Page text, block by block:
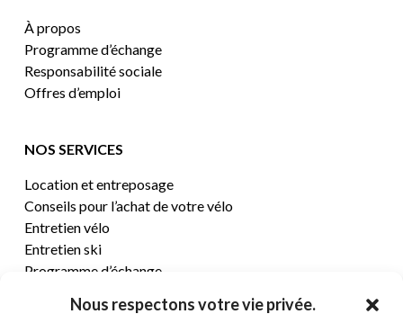
Nous respectons votre vie privée.
À propos
Programme d’échange
Responsabilité sociale
Offres d’emploi
NOS SERVICES
Location et entreposage
Conseils pour l’achat de votre vélo
Entretien vélo
Entretien ski
Programme d’échange